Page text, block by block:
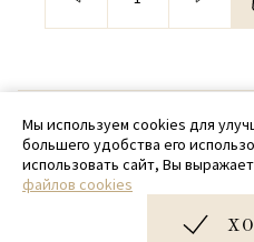
© 2020 -
+ 7 (918)
Мы используем cookies для
большего удобства его
использовать сайт, Вы
файлов cookies